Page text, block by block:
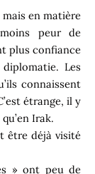
en matière
peur de
plus confiance
Les
connaissent
étrange, il y
Irak.
être déjà visité
» ont peu de